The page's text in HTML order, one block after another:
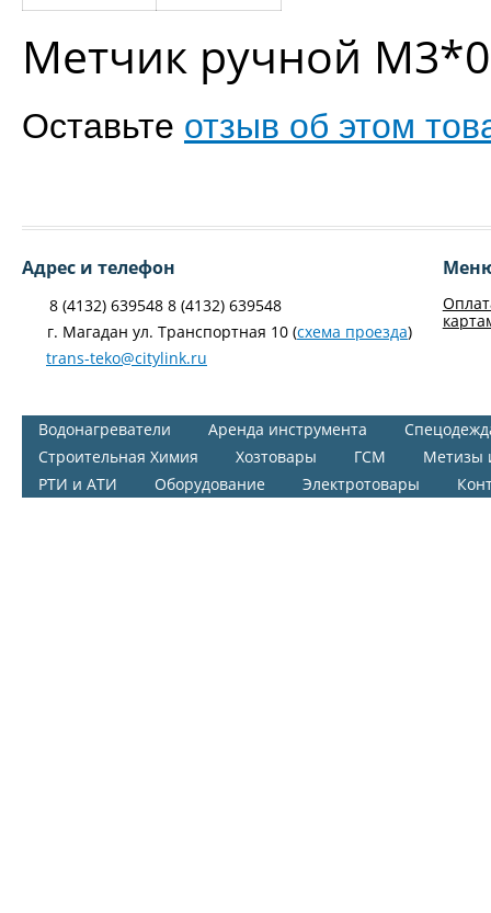
Метчик ручной
Оставьте отзыв об этом
Адрес и телефон
8 (4132) 639548 8 (4132) 639548
г. Магадан ул. Транспортная 10 (схема проезда)
trans-teko@citylink.ru
Водонагреватели Аренда инструмента
Строительная Химия
Хозтовары ГСМ
Метизы
РТИ и АТИ
Оборудование Электротовары